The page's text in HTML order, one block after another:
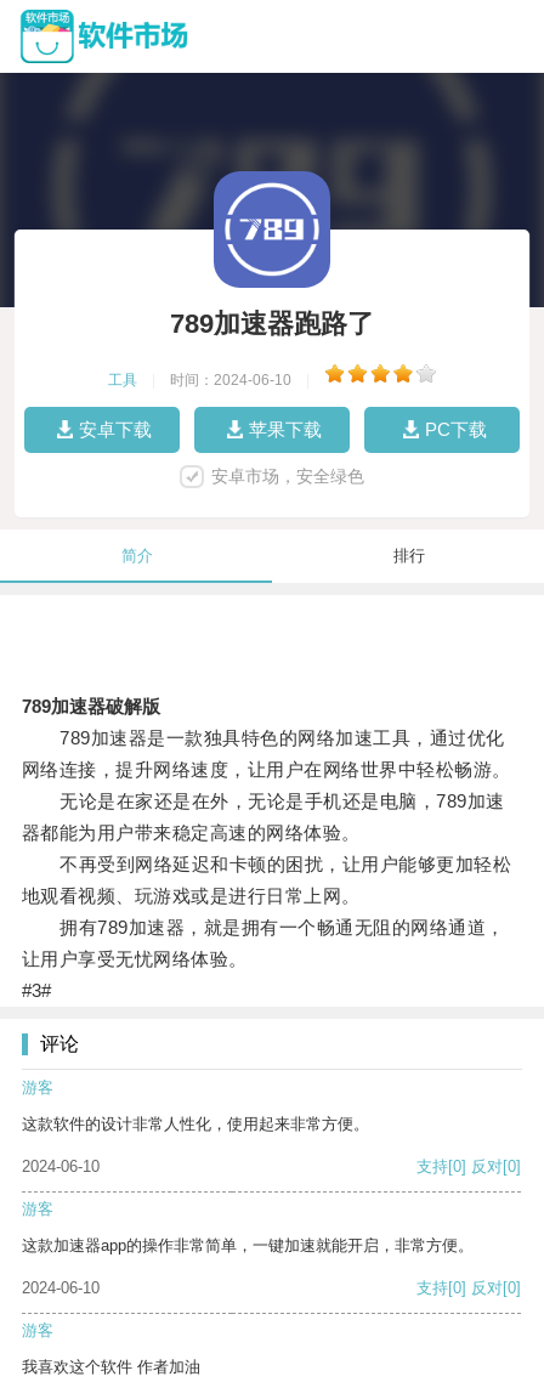
789加速器跑路了
工具 时间：2024-06-10
安卓下载 苹果下载 PC下载
安卓市场，安全绿色
简介 排行
789加速器破解版
789加速器是一款独具特色的网络加速工具，通过优化
网络连接，提升网络速度，让用户在网络世界中轻松畅游。
无论是在家还是在外，无论是手机还是电脑，789加速
器都能为用户带来稳定高速的网络体验。
不再受到网络延迟和卡顿的困扰，让用户能够更加轻松
地观看视频、玩游戏或是进行日常上网。
拥有789加速器，就是拥有一个畅通无阻的网络通道，
让用户享受无忧网络体验。
#3#
评论
游客
这款软件的设计非常人性化，使用起来非常方便。
2024-06-10 支持[0] 反对[0]
游客
这款加速器app的操作非常简单，一键加速就能开启，非常方便。
2024-06-10 支持[0] 反对[0]
游客
我喜欢这个软件 作者加油